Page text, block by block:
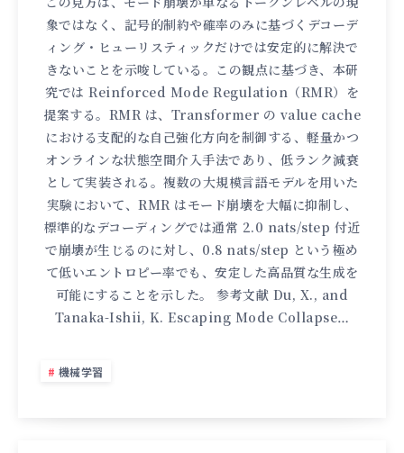
象ではなく、記号的制約や確率のみに基づくデコーデ
ィング・ヒューリスティックだけでは安定的に解決で
きないことを示唆している。この観点に基づき、本研
究では Reinforced Mode Regulation（RMR）を
提案する。RMR は、Transformer の value cache
における支配的な自己強化方向を制御する、軽量かつ
オンラインな状態空間介入手法であり、低ランク減衰
として実装される。複数の大規模言語モデルを用いた
実験において、RMR はモード崩壊を大幅に抑制し、
標準的なデコーディングでは通常 2.0 nats/step 付近
で崩壊が生じるのに対し、0.8 nats/step という極め
て低いエントロピー率でも、安定した高品質な生成を
可能にすることを示した。 参考文献 Du, X., and
Tanaka-Ishii, K. Escaping Mode Collapse…
機械学習